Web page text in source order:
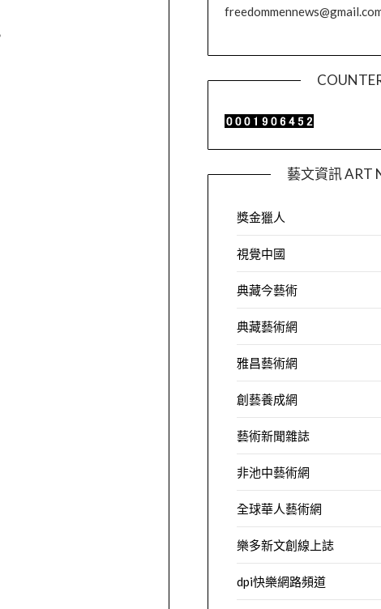
藝文資訊 ART
獎金獵人
視覺中國
典藏今藝術
典藏藝術網
雅昌藝術網
創藝養成網
藝術新聞雜誌
非池中藝術網
全球華人藝術網
樂多新文創線上誌
dpi快樂網路頻道